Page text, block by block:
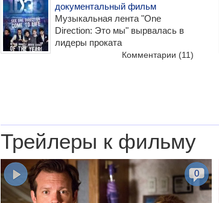
документальный фильм
Музыкальная лента "One
Direction: Это мы" вырвалась в
лидеры проката
Комментарии (11)
Трейлеры к фильму
0